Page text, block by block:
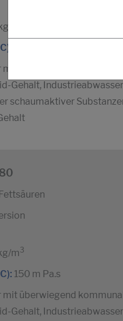
m
mit überwiegend
Gehalt,
schaumaktiver
m 3
150 m Pa.s
mit überwiegend
Gehalt,